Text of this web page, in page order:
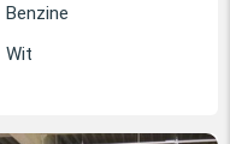
Benzine
Wit